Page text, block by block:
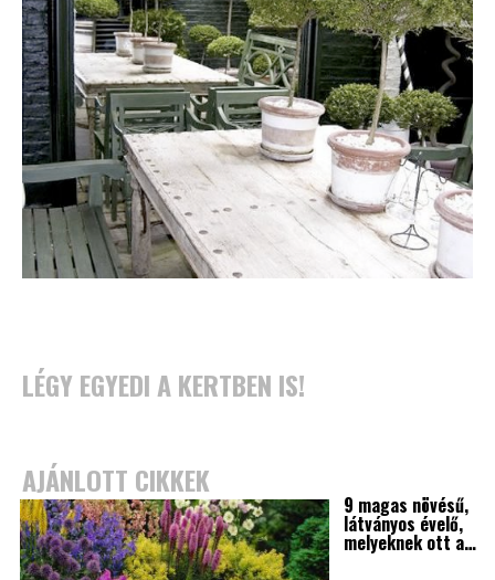
LÉGY EGYEDI A KERTBEN IS!
AJÁNLOTT CIKKEK
9 magas növésű,
látványos évelő,
melyeknek ott a…